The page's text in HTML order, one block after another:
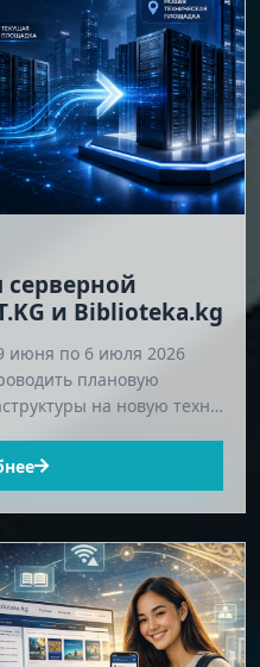
и Biblioteka.kg
июня по 6 июля 2026
плановую
на новую техн…